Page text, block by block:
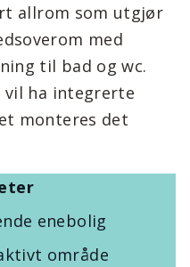
allrom som utgjør
med
til bad og wc.
vil ha integrerte
monteres det
enebolig
område